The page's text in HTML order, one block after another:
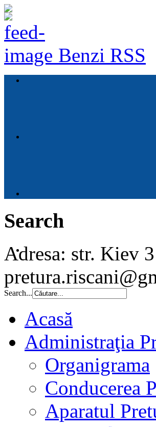
Benzi RSS
Search
Adresa: str. Kiev
Search...
Acasă
Administraţia
Organigrama
Conducerea
Aparatul